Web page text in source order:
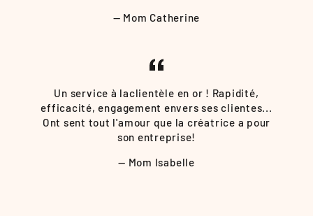
Mom Catherine
Un service à laclientèle en or ! Rapidité,
efficacité, engagement envers ses clientes...
Ont sent tout l'amour que la créatrice a pour
son entreprise!
Mom Isabelle